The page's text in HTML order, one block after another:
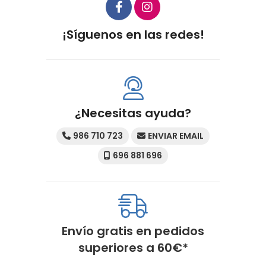
¡Síguenos en las redes!
¿Necesitas ayuda?
986 710 723
ENVIAR EMAIL
696 881 696
Envío gratis en pedidos
superiores a 60€*